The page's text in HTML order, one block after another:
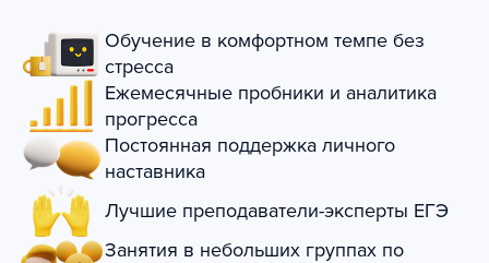
Обучение в комфортном темпе без
стресса
Ежемесячные пробники и аналитика
прогресса
Постоянная поддержка личного
наставника
Лучшие преподаватели-эксперты ЕГЭ
Занятия в небольших группах по